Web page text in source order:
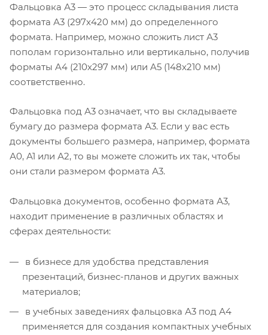
Фальцовка А3 — это процесс складывания листа
формата А3 (297x420 мм) до определенного
формата. Например, можно сложить лист А3
пополам горизонтально или вертикально, получив
форматы A4 (210x297 мм) или A5 (148x210 мм)
соответственно.
Фальцовка под А3 означает, что вы складываете
бумагу до размера формата А3. Если у вас есть
документы большего размера, например, формата
А0, А1 или А2, то вы можете сложить их так, чтобы
они стали размером формата А3.
Фальцовка документов, особенно формата А3,
находит применение в различных областях и
сферах деятельности:
в бизнесе для удобства представления
презентаций, бизнес-планов и других важных
материалов;
в учебных заведениях фальцовка А3 под А4
применяется для создания компактных учебных